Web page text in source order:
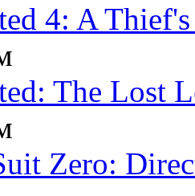
4: A
The Lost
Zero: